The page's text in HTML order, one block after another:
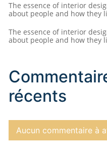
The essence of interior
about people and how they
The essence of interior
about people and how they
récents
Aucun commentaire à